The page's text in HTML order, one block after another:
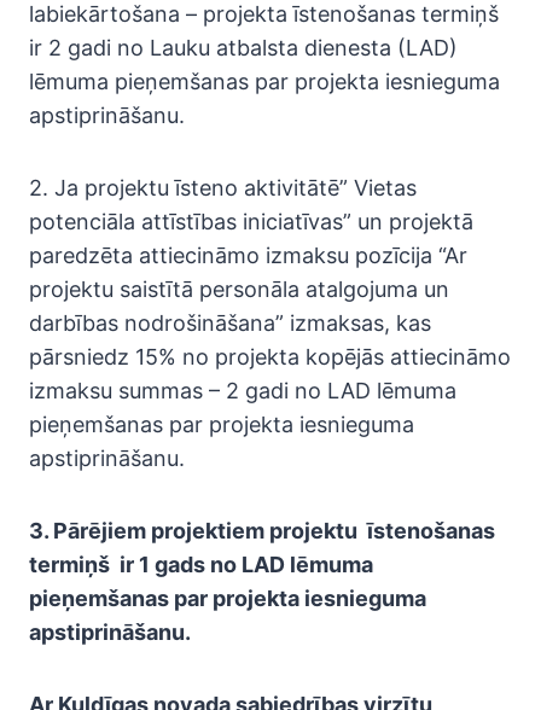
labiekārtošana – projekta īstenošanas termiņš
ir 2 gadi no Lauku atbalsta dienesta (LAD)
lēmuma pieņemšanas par projekta iesnieguma
apstiprināšanu.
2. Ja projektu īsteno aktivitātē” Vietas
potenciāla attīstības iniciatīvas” un projektā
paredzēta attiecināmo izmaksu pozīcija “Ar
projektu saistītā personāla atalgojuma un
darbības nodrošināšana” izmaksas, kas
pārsniedz 15% no projekta kopējās attiecināmo
izmaksu summas – 2 gadi no LAD lēmuma
pieņemšanas par projekta iesnieguma
apstiprināšanu.
3. Pārējiem projektiem projektu īstenošanas
termiņš ir 1 gads no LAD lēmuma
pieņemšanas par projekta iesnieguma
apstiprināšanu.
Ar Kuldīgas novada sabiedrības virzītu